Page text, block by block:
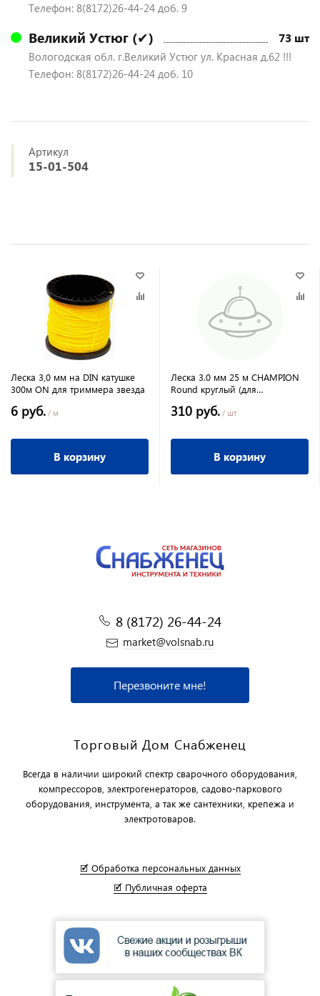
Телефон: 8(8172)26-44-24 доб. 9
Великий Устюг (✔) 73 шт
Вологодская обл. г.Великий Устюг ул. Красная д.62 !!!
Телефон: 8(8172)26-44-24 доб. 10
Артикул
15-01-504
Леска 3,0 мм на DIN катушке
300м ON для триммера звезда
6 руб. / м
В корзину
Леска 3.0 мм 25 м CHAMPION
Round круглый (для
использования)
310 руб. / шт
В корзину
8 (8172) 26-44-24
market@volsnab.ru
Перезвоните мне!
Торговый Дом Снабженец
Всегда в наличии широкий спектр сварочного оборудования,
компрессоров, электрогенераторов, садово-паркового
оборудования, инструмента, а так же сантехники, крепежа и
электротоваров.
🗹 Обработка персональных данных
🗹 Публичная оферта